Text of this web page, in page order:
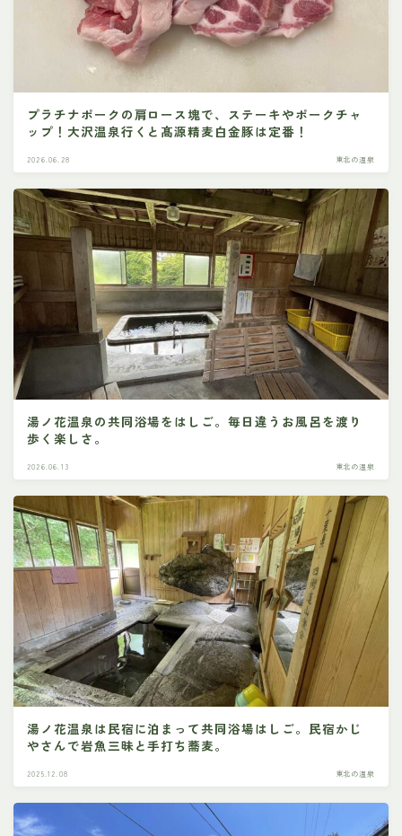
プラチナポークの肩ロース塊で、ステーキやポークチャ
ップ！大沢温泉行くと髙源精麦白金豚は定番！
2026.06.28 東北の温泉
湯ノ花温泉の共同浴場をはしご。毎日違うお風呂を渡り
歩く楽しさ。
2026.06.13 東北の温泉
湯ノ花温泉は民宿に泊まって共同浴場はしご。民宿かじ
やさんで岩魚三昧と手打ち蕎麦。
2025.12.08 東北の温泉